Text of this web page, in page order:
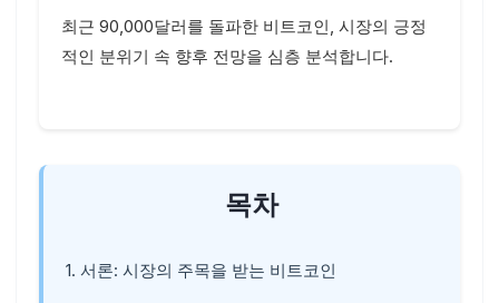
최근 90,000달러를 돌파한 비트코인, 시장의 긍정
적인 분위기 속 향후 전망을 심층 분석합니다.
목차
1. 서론: 시장의 주목을 받는 비트코인